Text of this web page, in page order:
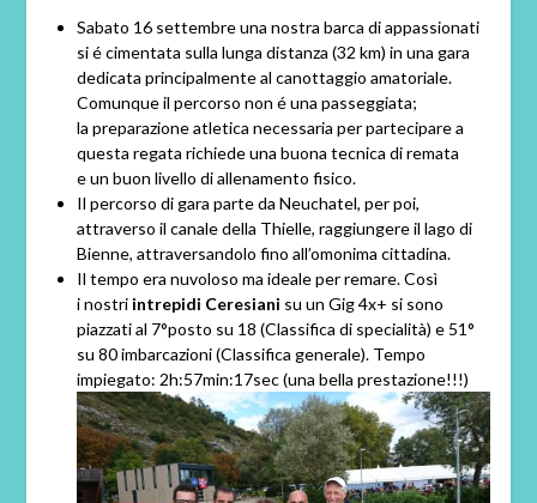
Sabato 16 settembre una nostra barca di appassionati
si é cimentata sulla lunga distanza (32 km) in una gara
dedicata principalmente al canottaggio amatoriale.
Comunque il percorso non é una passeggiata;
la preparazione atletica necessaria per partecipare a
questa regata richiede una buona tecnica di remata
e un buon livello di allenamento fisico.
Il percorso di gara parte da Neuchatel, per poi,
attraverso il canale della Thielle, raggiungere il lago di
Bienne, attraversandolo fino all’omonima cittadina.
Il tempo era nuvoloso ma ideale per remare. Così
i nostri intrepidi Ceresiani su un Gig 4x+ si sono
piazzati al 7°posto su 18 (Classifica di specialità) e 51°
su 80 imbarcazioni (Classifica generale). Tempo
impiegato: 2h:57min:17sec (una bella prestazione!!!)